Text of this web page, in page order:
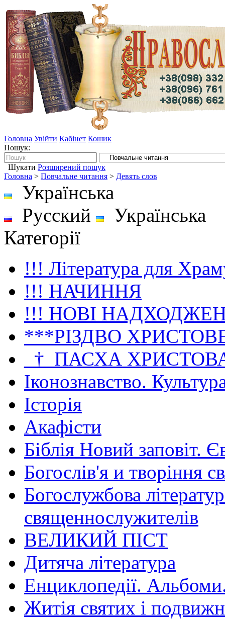
Головна Увійти Кабінет Кошик
Пошук:
Шукати Розширений пошук
Головна > Повчальне читання > Девять слов
Українська
Русский
Українська
Категорії
!!! Література для
!!! НАЧИННЯ
!!! НОВІ
***РІЗДВО
_†_ПАСХА
Іконознавство.
Історія
Акафісти
Біблія Новий заповіт.
Богослів'я и творіння
Богослужбова
священнослужителів
ВЕЛИКИЙ ПІСТ
Дитяча література
Енциклопедії.
Житія святих і